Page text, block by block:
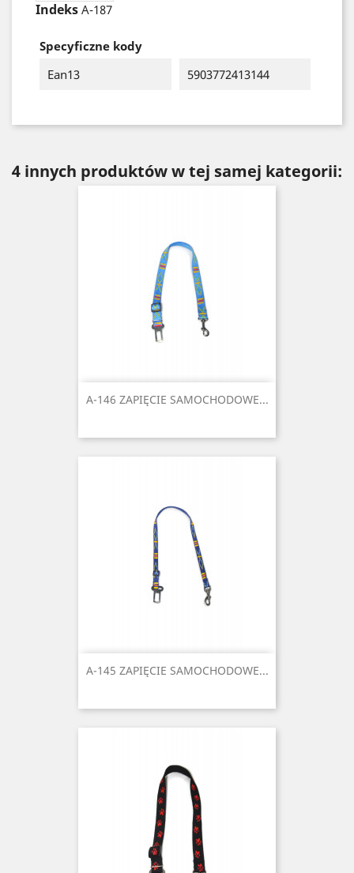
Indeks A-187
Specyficzne kody
Ean13
5903772413144
4 innych produktów w tej samej kategorii:
A-146 ZAPIĘCIE SAMOCHODOWE...
A-145 ZAPIĘCIE SAMOCHODOWE...